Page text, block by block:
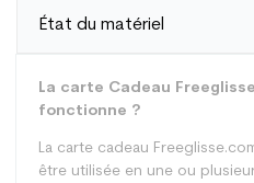
État du matériel
La carte Cadeau
fonctionne ?
La carte cadeau
être utilisée en une ou